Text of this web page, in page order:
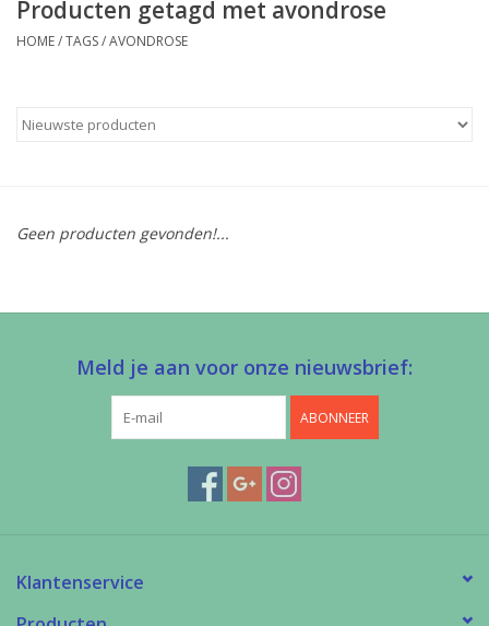
Workshops
Studio Olive inspireert....
Producten getagd met avondrose
HOME/TAGS/AVONDROSE
Geen producten gevonden!...
Meld je aan voor onze nieuwsbrief:
ABONNEER
Klantenservice